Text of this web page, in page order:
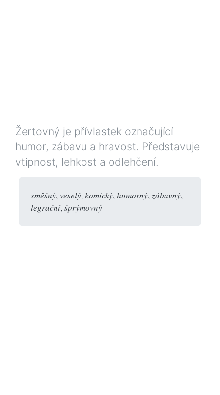
Žertovný je přívlastek označující
humor, zábavu a hravost. Představuje
vtipnost, lehkost a odlehčení.
směšný,veselý,komický,humorný,zábavný,
legrační,šprýmovný